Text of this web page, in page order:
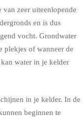
zeer uiteenlopende
en is dus
vocht. Grondwater
plekjes of wanneer de
water in je kelder
in je kelder. In de
beginnen te